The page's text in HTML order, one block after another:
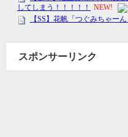
スポンサーリンク